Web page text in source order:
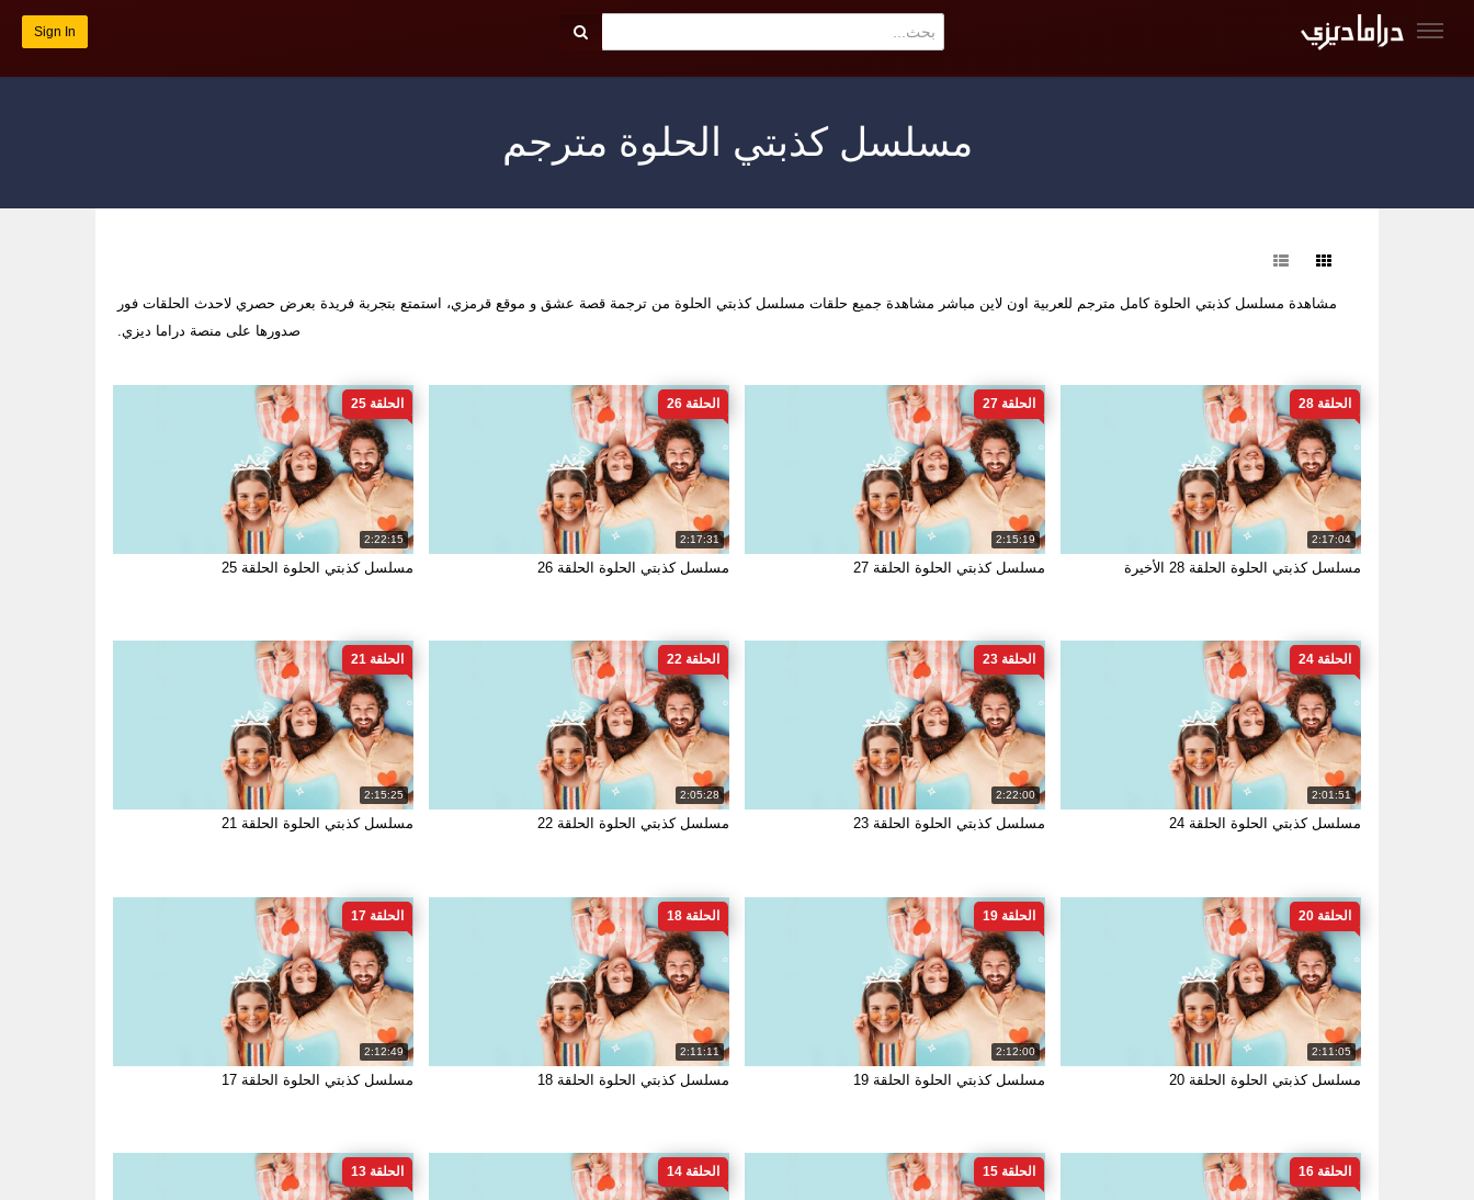
Sign In
مسلسل كذبتي الحلوة مترجم
مشاهدة مسلسل كذبتي الحلوة كامل مترجم للعربية اون لاين مباشر مشاهدة جميع حلقات مسلسل كذبتي الحلوة من ترجمة قصة عشق و موقع قرمزي، استمتع بتجربة فريدة بعرض حصري لاحدث الحلقات فور
صدورها على منصة دراما ديزي.
2:17:04
الحلقة 28
مسلسل كذبتي الحلوة الحلقة 28 الأخيرة
2:15:19
الحلقة 27
مسلسل كذبتي الحلوة الحلقة 27
2:17:31
الحلقة 26
مسلسل كذبتي الحلوة الحلقة 26
2:22:15
الحلقة 25
مسلسل كذبتي الحلوة الحلقة 25
2:01:51
الحلقة 24
مسلسل كذبتي الحلوة الحلقة 24
2:22:00
الحلقة 23
مسلسل كذبتي الحلوة الحلقة 23
2:05:28
الحلقة 22
مسلسل كذبتي الحلوة الحلقة 22
2:15:25
الحلقة 21
مسلسل كذبتي الحلوة الحلقة 21
2:11:05
الحلقة 20
مسلسل كذبتي الحلوة الحلقة 20
2:12:00
الحلقة 19
مسلسل كذبتي الحلوة الحلقة 19
2:11:11
الحلقة 18
مسلسل كذبتي الحلوة الحلقة 18
2:12:49
الحلقة 17
مسلسل كذبتي الحلوة الحلقة 17
الحلقة 16 الحلقة 15 الحلقة 14 الحلقة 13